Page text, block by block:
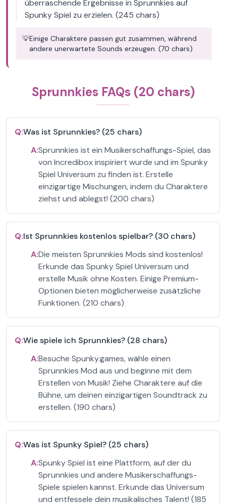
überraschende Ergebnisse in Sprunnkies auf
Spunky Spiel zu erzielen. (245 chars)
💡Einige Charaktere passen gut zusammen, während
andere unerwartete Sounds erzeugen. (70 chars)
Sprunnkies FAQs (20 chars)
Q:Was ist Sprunnkies? (25 chars)
A:Sprunnkies ist ein Musikerschaffungs-Spiel, das
von Incredibox inspiriert wurde und im Spunky
Spiel Universum zu finden ist. Erstelle
einzigartige Mischungen, indem du Charaktere
ziehst und ablegst! (200 chars)
Q:Ist Sprunnkies kostenlos spielbar? (30 chars)
A:Die meisten Sprunnkies Mods sind kostenlos!
Erkunde das Spunky Spiel Universum und
erstelle Musik ohne Kosten. Einige Premium-
Optionen bieten möglicherweise zusätzliche
Funktionen. (210 chars)
Q:Wie spiele ich Sprunnkies? (28 chars)
A:Besuche Spunky.games, wähle einen
Sprunnkies Mod aus und beginne mit dem
Erstellen von Musik! Ziehe Charaktere auf die
Bühne, um deinen einzigartigen Soundtrack zu
erstellen. (190 chars)
Q:Was ist Spunky Spiel? (25 chars)
A:Spunky Spiel ist eine Plattform, auf der du
Sprunnkies und andere Musikerschaffungs-
Spiele spielen kannst. Erkunde das Universum
und entfessele dein musikalisches Talent! (185